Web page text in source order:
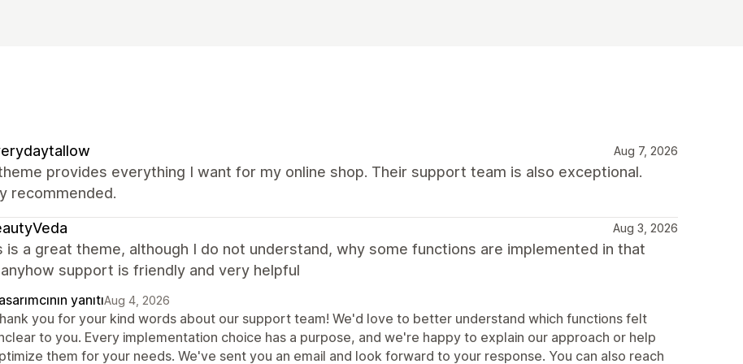
Aug 7, 2026
provides everything I want for my online shop. Their support team is also exceptional.
recommended.
Aug 3, 2026
is a great theme, although I do not understand, why some functions are implemented in that
support is friendly and very helpful
yanıtıAug 4, 2026
you for your kind words about our support team! We'd love to better understand which functions felt
to you. Every implementation choice has a purpose, and we're happy to explain our approach or help
them for your needs. We've sent you an email and look forward to your response. You can also reach